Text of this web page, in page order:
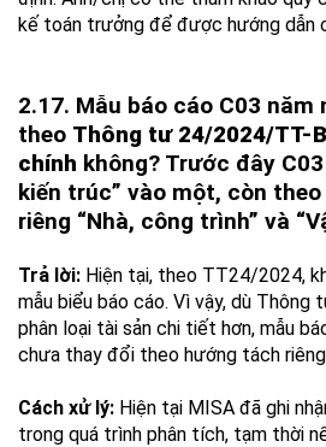
kế toán trưởng để được hướng dẫn
2.17. Mẫu báo cáo C03
theo Thông tư 24/2024/TT-
chính không? Trước đây
kiến trúc” vào một, còn
riêng “Nhà, công trình” và
Trả lời: Hiện tại, theo TT24/2024,
mẫu biểu báo cáo. Vì vậy, dù
phân loại tài sản chi tiết hơn, mẫu
chưa thay đổi theo hướng tách
Cách xử lý: Hiện tại MISA đã ghi
trong quá trình phân tích, tạm thời